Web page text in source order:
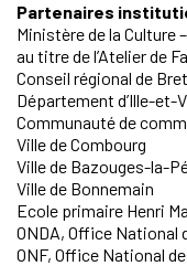
Partenaires
Ministère de la Culture
au titre de l’Atelier de
Conseil régional de
Département d’Ille-et-
Communauté de
Ville de Combourg
Ville de Bazouges-la-
Ville de Bonnemain
Ecole primaire Henri
ONDA, Office
ONF, Office National